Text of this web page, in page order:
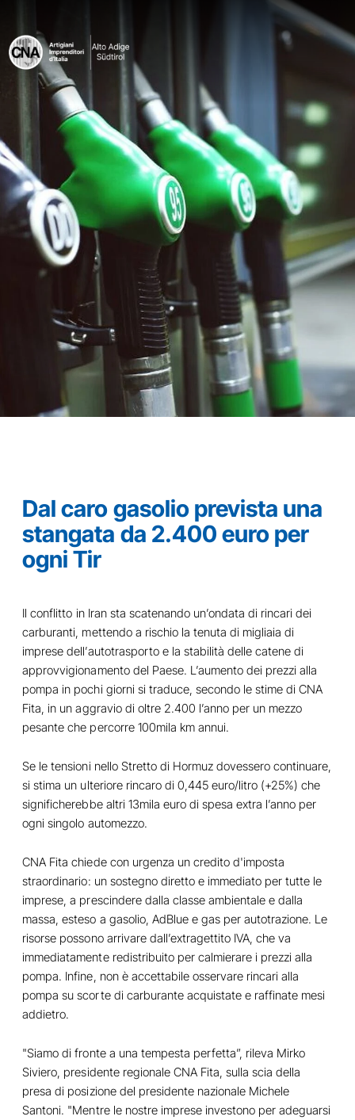
Dal caro gasolio prevista una
stangata da 2.400 euro per
ogni Tir
Il conflitto in Iran sta scatenando un’ondata di rincari dei
carburanti, mettendo a rischio la tenuta di migliaia di
imprese dell’autotrasporto e la stabilità delle catene di
approvvigionamento del Paese. L’aumento dei prezzi alla
pompa in pochi giorni si traduce, secondo le stime di CNA
Fita, in un aggravio di oltre 2.400 l’anno per un mezzo
pesante che percorre 100mila km annui.
Se le tensioni nello Stretto di Hormuz dovessero continuare,
si stima un ulteriore rincaro di 0,445 euro/litro (+25%) che
significherebbe altri 13mila euro di spesa extra l’anno per
ogni singolo automezzo.
CNA Fita chiede con urgenza un credito d'imposta
straordinario: un sostegno diretto e immediato per tutte le
imprese, a prescindere dalla classe ambientale e dalla
massa, esteso a gasolio, AdBlue e gas per autotrazione. Le
risorse possono arrivare dall’extragettito IVA, che va
immediatamente redistribuito per calmierare i prezzi alla
pompa. Infine, non è accettabile osservare rincari alla
pompa su scorte di carburante acquistate e raffinate mesi
addietro.
"Siamo di fronte a una tempesta perfetta”, rileva Mirko
Siviero, presidente regionale CNA Fita, sulla scia della
presa di posizione del presidente nazionale Michele
Santoni. "Mentre le nostre imprese investono per adeguarsi